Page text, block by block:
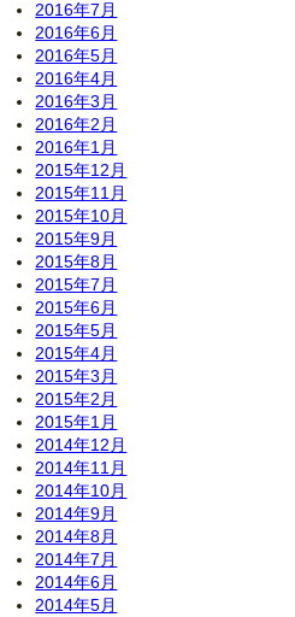
2016年7月
2016年6月
2016年5月
2016年4月
2016年3月
2016年2月
2016年1月
2015年12月
2015年11月
2015年10月
2015年9月
2015年8月
2015年7月
2015年6月
2015年5月
2015年4月
2015年3月
2015年2月
2015年1月
2014年12月
2014年11月
2014年10月
2014年9月
2014年8月
2014年7月
2014年6月
2014年5月